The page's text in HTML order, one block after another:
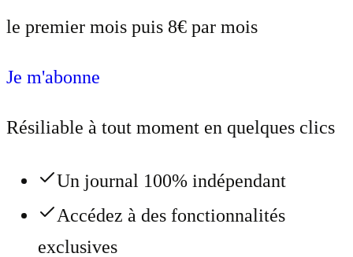
le premier mois puis 8€ par mois
Je m'abonne
Résiliable à tout moment en quelques clics
Un journal 100% indépendant
Accédez à des fonctionnalités
exclusives